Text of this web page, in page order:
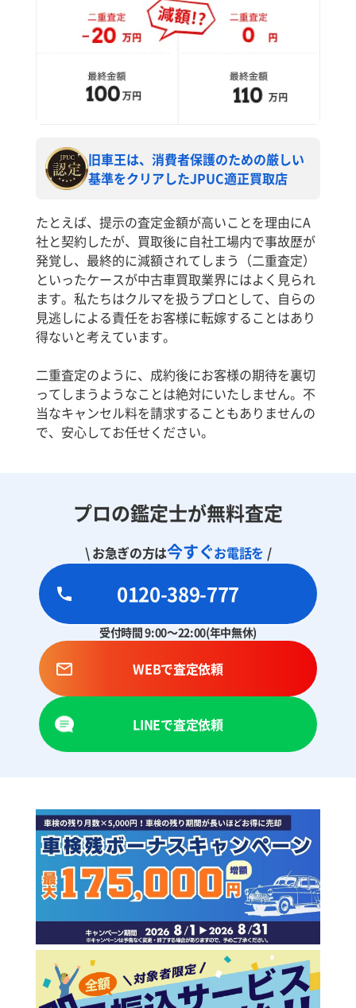
旧車王は、消費者保護のための厳しい
基準をクリアしたJPUC適正買取店
たとえば、提示の査定金額が高いことを理由にA
社と契約したが、買取後に自社工場内で事故歴が
発覚し、最終的に減額されてしまう（二重査定）
といったケースが中古車買取業界にはよく見られ
ます。私たちはクルマを扱うプロとして、自らの
見逃しによる責任をお客様に転嫁することはあり
得ないと考えています。
二重査定のように、成約後にお客様の期待を裏切
ってしまうようなことは絶対にいたしません。不
当なキャンセル料を請求することもありませんの
で、安心してお任せください。
プロの鑑定士が無料査定
\ お急ぎの方は今すぐお電話を /
0120-389-777
受付時間 9:00～22:00(年中無休)
WEBで査定依頼
LINEで査定依頼